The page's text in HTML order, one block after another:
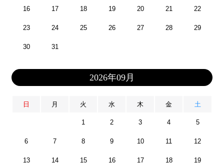
16 17 18 19 20 21 22
23 24 25 26 27 28 29
30 31
2026年09月
日 月 火 水 木 金 土
1 2 3 4 5
6 7 8 9 10 11 12
13 14 15 16 17 18 19